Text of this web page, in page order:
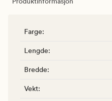
Farge:
Lengde:
Bredde:
Vekt: